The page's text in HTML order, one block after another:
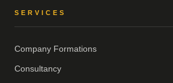
SERVICES
Company Formations
Consultancy